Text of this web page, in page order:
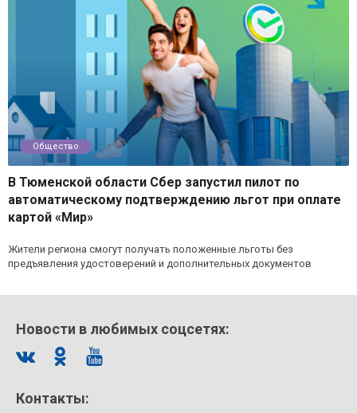
Общество
В Тюменской области Сбер запустил пилот по
автоматическому подтверждению льгот при оплате
картой «Мир»
Жители региона смогут получать положенные льготы без
предъявления удостоверений и дополнительных документов
Новости в любимых соцсетях:
Контакты: